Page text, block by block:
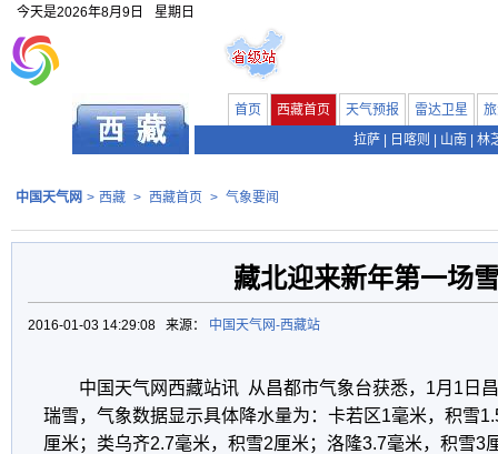
今天是2026年8月9日 星期日
首页 西藏首页 天气预报 雷达卫星
拉萨
日喀则 山南 林
中国天气网 > 西藏 > 西藏首页 > 气象要闻
藏北迎来新年第一场
2016-01-03 14:29:08 来源： 中国天气网-西藏站
中国天气网西藏站讯 从昌都市气象台获悉，1月1日
瑞雪，气象数据显示具体降水量为：卡若区1毫米，积雪
厘米；类乌齐2.7毫米，积雪2厘米；洛隆3.7毫米，积雪3